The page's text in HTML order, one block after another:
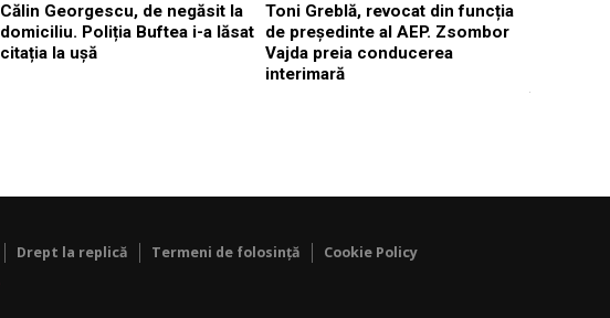
Călin Georgescu, de negăsit la
domiciliu. Poliția Buftea i-a lăsat
citația la ușă
Toni Greblă, revocat din funcția
de președinte al AEP. Zsombor
Vajda preia conducerea
interimară
Drept la replică Termeni de folosință Cookie Policy